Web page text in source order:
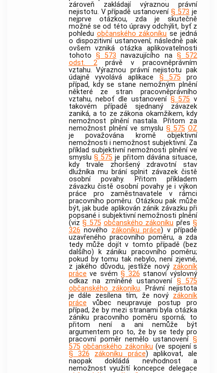
zároveň zakládají výraznou právní
nejistotu. V případě ustanovení§ 573 je
nejprve otázkou, zda je skutečně
možné se od této úpravy odchýlit, byť z
pohledu občanského zákoníku se jedná
o dispozitivní ustanovení; následně pak
ovšem vzniká otázka aplikovatelnosti
tohoto § 573 navazujícího na § 572
odst. 2právě v pracovněprávním
vztahu. Výraznou právní nejistotu pak
údajně vyvolává aplikace § 575 pro
případ, kdy se stane nemožným plnění
některé ze stran pracovněprávního
vztahu, neboť dle ustanovení § 575 v
takovém případě sjednaný závazek
zaniká, a to ze zákona okamžikem, kdy
nemožnost plnění nastala. Přitom za
nemožnost plnění ve smyslu § 575 OZ
je považována kromě objektivní
nemožnosti i nemožnost subjektivní. Za
příklad subjektivní nemožnosti plnění ve
smyslu § 575 je přitom dávána situace,
kdy trvale zhoršený zdravotní stav
dlužníka mu brání splnit závazek čistě
osobní povahy. Přitom příkladem
závazku čistě osobní povahy je i výkon
práce pro zaměstnavatele v rámci
pracovního poměru. Otázkou pak může
být, jak bude aplikován zánik závazku při
popsané i subjektivní nemožnosti plnění
(viz§ 575 občanského zákoníku přes§
326 nového zákoníku práce) v případě
uzavřeného pracovního poměru, a zda
tedy může dojít v tomto případě (bez
dalšího) k zániku pracovního poměru;
pokud by tomu tak nebylo, není zjevné,
z jakého důvodu, jestliže nový zákoník
práce ve svém§ 326 stanoví výslovný
odkaz na zmíněné ustanovení § 575
občanského zákoníku. Právní nejistota
je dále zesílena tím, že nový zákoník
práce vůbec neupravuje postup pro
případ, že by mezi stranami byla otázka
zániku pracovního poměru sporná; to
přitom není a ani nemůže být
argumentem pro to, že by se tedy pro
pracovní poměr nemělo ustanovení §
575 občanského zákoníku (ve spojení s
§ 326
zákoníku práce) aplikovat, ale
naopak dokládá nevhodnost a
nemožnost využití koncepce delegace